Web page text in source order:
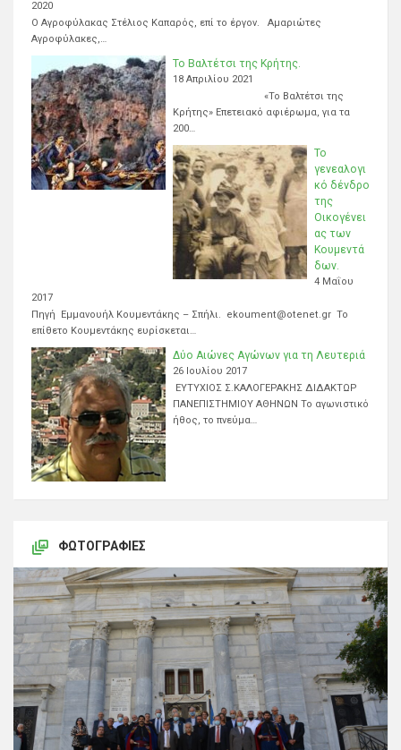
2020
Ο Αγροφύλακας Στέλιος Καπαρός, επί το έργον. Αμαριώτες
Αγροφύλακες,…
Το Βαλτέτσι της Κρήτης.
18 Απριλίου 2021
«Το Βαλτέτσι της
Κρήτης» Επετειακό αφιέρωμα, για τα
200…
Το
γενεαλογι
κό δένδρο
της
Οικογένει
ας των
Κουμεντά
δων.
4 Μαΐου
2017
Πηγή Εμμανουήλ Κουμεντάκης – Σπήλι. ekoument@otenet.gr Το
επίθετο Κουμεντάκης ευρίσκεται…
Δύο Αιώνες Αγώνων για τη Λευτεριά
26 Ιουλίου 2017
ΕΥΤΥΧΙΟΣ Σ.ΚΑΛΟΓΕΡΑΚΗΣ ΔΙΔΑΚΤΩΡ
ΠΑΝΕΠΙΣΤΗΜΙΟΥ ΑΘΗΝΩΝ Το αγωνιστικό
ήθος, το πνεύμα…
ΦΩΤΟΓΡΑΦΊΕΣ